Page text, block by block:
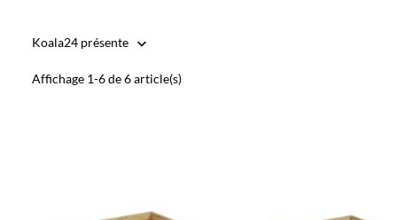
Koala24 présente 
Affichage 1-6 de 6 article(s)